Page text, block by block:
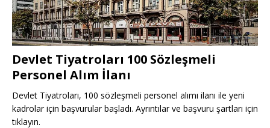
Devlet Tiyatroları 100 Sözleşmeli
Personel Alım İlanı
Devlet Tiyatroları, 100 sözleşmeli personel alımı ilanı ile yeni
kadrolar için başvurular başladı. Ayrıntılar ve başvuru şartları için
tıklayın.